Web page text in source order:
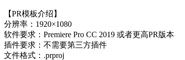
【PR模板介绍】
分辨率：1920×1080
软件要求：Premiere Pro CC 2019 或者更高PR版本
插件要求：不需要第三方插件
文件格式：.prproj